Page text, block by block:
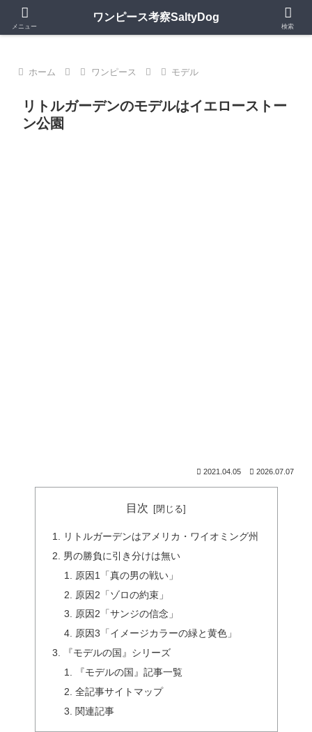
第1150話更新中｜ワンピースの歴史・神話・キャラモデルを深掘り考察
ホーム ワンピース モデル
リトルガーデンのモデルはイエローストー
ン公園
2021.04.05 2026.07.07
目次
リトルガーデンはアメリカ・ワイオミング州
男の勝負に引き分けは無い
原因1「真の男の戦い」
原因2「ゾロの約束」
原因2「サンジの信念」
原因3「イメージカラーの緑と黄色」
『モデルの国』シリーズ
『モデルの国』記事一覧
全記事サイトマップ
関連記事
メニュー
ワンピース考察SaltyDog
検索